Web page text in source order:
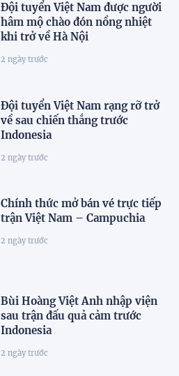
Đội tuyển Việt Nam được người
hâm mộ chào đón nồng nhiệt
khi trở về Hà Nội
2 ngày trước
Đội tuyển Việt Nam rạng rỡ trở
về sau chiến thắng trước
Indonesia
2 ngày trước
Chính thức mở bán vé trực tiếp
trận Việt Nam – Campuchia
2 ngày trước
Bùi Hoàng Việt Anh nhập viện
sau trận đấu quả cảm trước
Indonesia
2 ngày trước